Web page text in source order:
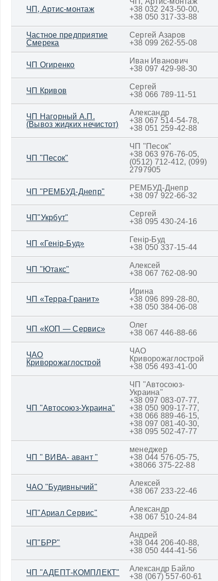
ЧП, Артис-монтаж
+38 032 243-50-00,
+38 050 317-33-88
Частное предприятие
Смерека
Сергей Азаров
+38 099 262-55-08
ЧП Огиренко
Иван Иванович
+38 097 429-98-30
ЧП Кривов
Сергей
+38 066 789-11-51
ЧП Нагорный А.П.
(Вывоз жидких нечистот)
Александр
+38 067 514-54-78,
+38 051 259-42-88
ЧП "Песок"
ЧП "Песок"
+38 063 976-76-05,
(0512) 712-412, (099)
2797905
ЧП "РЕМБУД-Днепр"
РЕМБУД-Днепр
+38 097 922-66-32
ЧП"Укрбут"
Сергей
+38 095 430-24-16
ЧП «Генір-Буд»
Генір-Буд
+38 050 337-15-44
ЧП "Ютакс"
Алексей
+38 067 762-08-90
ЧП «Терра-Гранит»
Ирина
+38 096 899-28-80,
+38 050 384-06-08
ЧП «КОП — Сервис»
Олег
+38 067 446-88-66
ЧАО
Криворожаглострой
ЧАО
Криворожаглострой
+38 056 493-41-00
ЧП "Автосоюз-Украина"
ЧП "Автосоюз-
Украина"
+38 097 083-07-77,
+38 050 909-17-77,
+38 066 889-46-15,
+38 097 081-40-30,
+38 095 502-47-77
ЧП " ВИВА- авант "
менеджер
+38 044 576-05-75,
+38066 375-22-88
ЧАО "Будивнычий"
Алексей
+38 067 233-22-46
ЧП"Ариал Сервис"
Александр
+38 067 510-24-84
ЧП"БРР"
Андрей
+38 044 206-40-88,
+38 050 444-41-56
ЧП "АДЕПТ-КОМПЛЕКТ"
Александр Байло
+38 (067) 557-60-61